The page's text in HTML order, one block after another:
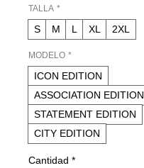
TALLA *
S M L XL 2XL
MODELO *
ICON EDITION
ASSOCIATION EDITION
STATEMENT EDITION
CITY EDITION
Cantidad *